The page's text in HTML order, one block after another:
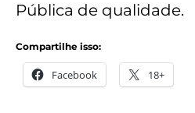
Pública de qualidade.
Compartilhe isso:
Facebook 18+